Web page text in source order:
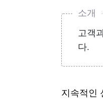
소개
고객
다.
지속적인